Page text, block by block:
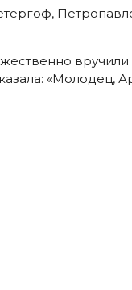
вручили
«Молодец,